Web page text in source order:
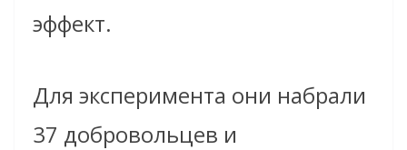
эффект.
Для эксперимента они набрали
37 добровольцев и